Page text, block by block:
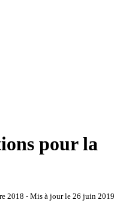
pour la
2018 - Mis à jour le 26 juin 2019